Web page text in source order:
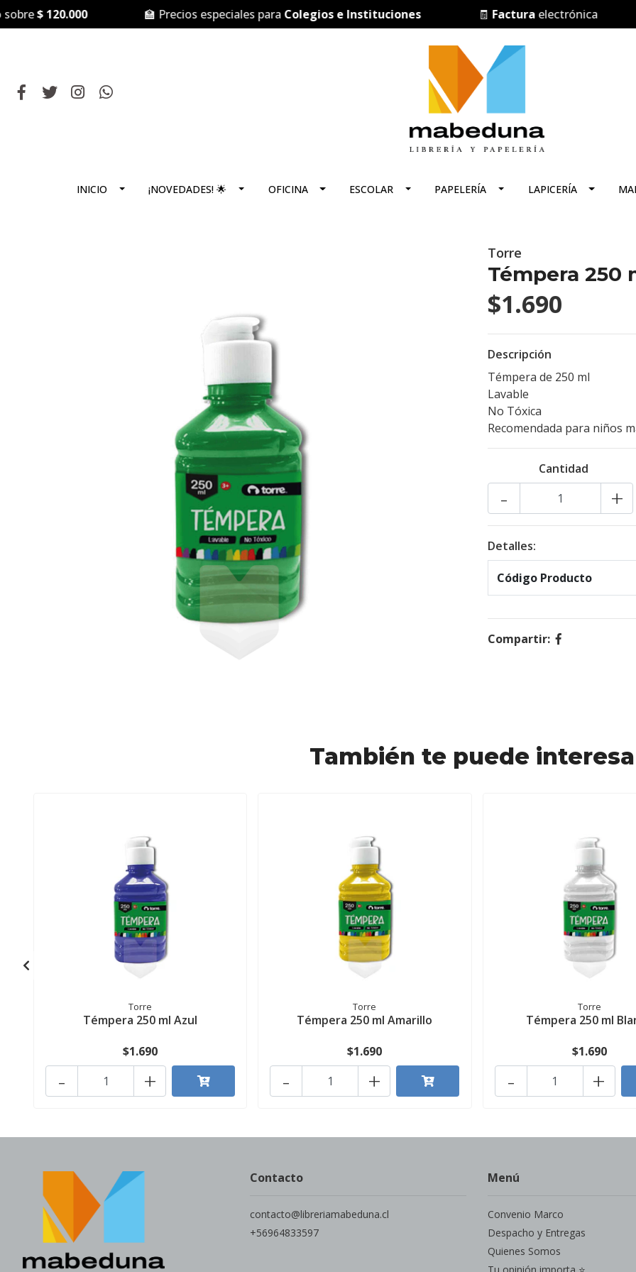
$ 120.000 🏫 Precios especiales paraColegios e Instituciones Facturaelectrónica
INICIO ¡NOVEDADES! 🌟 OFICINA ESCOLAR PAPELERÍA LAPICERÍA
Torre
Témpera 250
$1.690
Descripción
Témpera de 250 ml
Lavable
No Tóxica
Recomendada para niños
Cantidad
+
-
Detalles:
Código Producto
Compartir:
También te puede
Torre
Témpera 250 ml Azul
$1.690
+
-
Torre
Témpera 250 ml Amarillo
$1.690
+
-
Torre
Témpera 250 ml
$1.690
+
-
Contacto
contacto@libreriamabeduna.cl
+56964833597
Menú
Convenio Marco
Despacho y Entregas
Quienes Somos